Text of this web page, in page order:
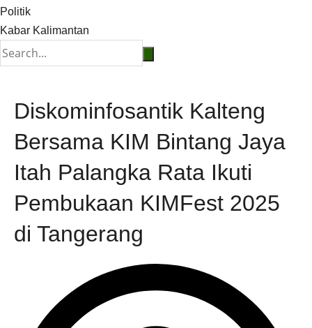
Politik
Kabar Kalimantan
Diskominfosantik Kalteng
Bersama KIM Bintang Jaya
Itah Palangka Rata Ikuti
Pembukaan KIMFest 2025
di Tangerang